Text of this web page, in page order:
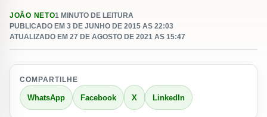
JOÃO NETO1 MINUTO DE LEITURA
PUBLICADO EM 3 DE JUNHO DE 2015 AS 22:03
ATUALIZADO EM 27 DE AGOSTO DE 2021 AS 15:47
COMPARTILHE
WhatsApp Facebook X LinkedIn